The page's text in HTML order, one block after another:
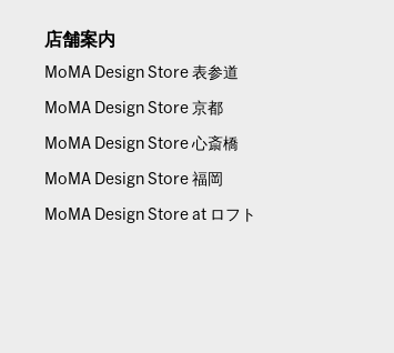
店舗案内
MoMA Design Store 表参道
MoMA Design Store 京都
MoMA Design Store 心斎橋
MoMA Design Store 福岡
MoMA Design Store at ロフト